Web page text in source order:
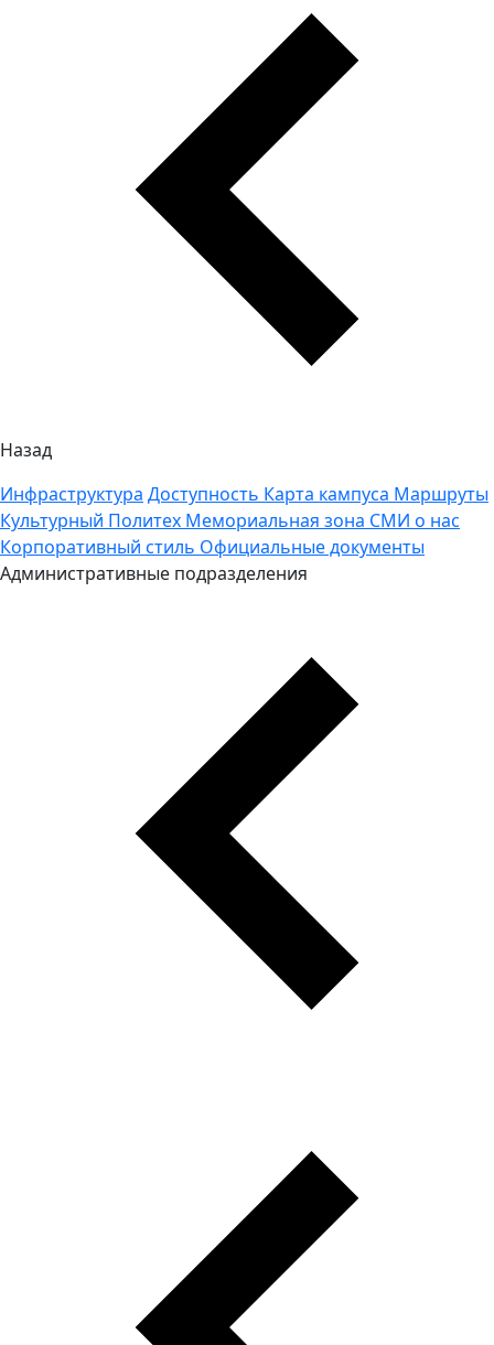
Назад
Инфраструктура Доступность Карта кампуса Маршруты
Культурный Политех Мемориальная зона СМИ о нас
Корпоративный стиль Официальные документы
Административные подразделения